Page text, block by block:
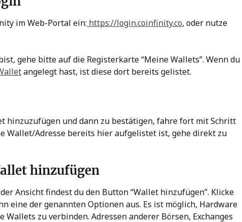
im Web-Portal ein: https://login.coinfinity.co, oder nutze
gehe bitte auf die Registerkarte “Meine Wallets”. Wenn du
angelegt hast, ist diese dort bereits gelistet.
hinzuzufügen und dann zu bestätigen, fahre fort mit Schritt
Wallet/Adresse bereits hier aufgelistet ist, gehe direkt zu
hinzufügen
Ansicht findest du den Button “Wallet hinzufügen”. Klicke
eine der genannten Optionen aus. Es ist möglich, Hardware
Wallets zu verbinden. Adressen anderer Börsen, Exchanges